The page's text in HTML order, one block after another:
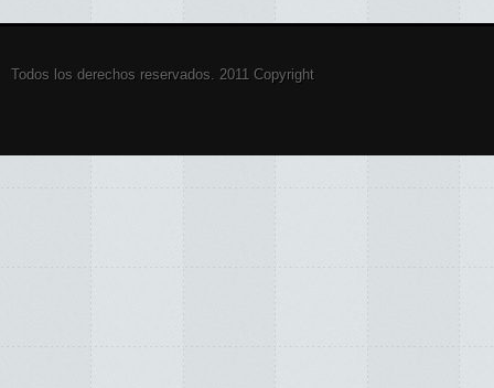
Todos los derechos reservados. 2011 Copyright